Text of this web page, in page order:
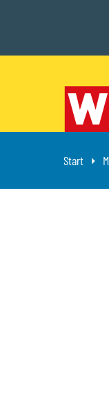
Start